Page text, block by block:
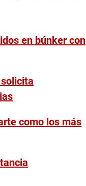
en búnker con
como los más